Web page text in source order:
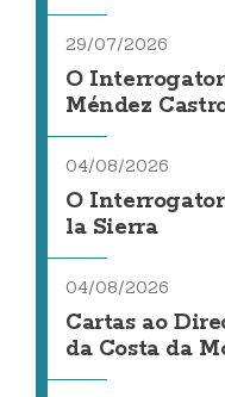
29/07/2026
O
Méndez
04/08/2026
O
la Sierra
04/08/2026
Cartas ao
da Costa da